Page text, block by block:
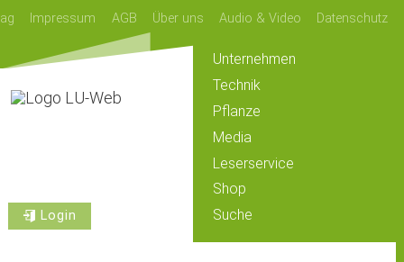
Impressum AGB Über uns Audio & Video Datenschutz
Login
Unternehmen
Technik
Pflanze
Media
Leserservice
Shop
Suche